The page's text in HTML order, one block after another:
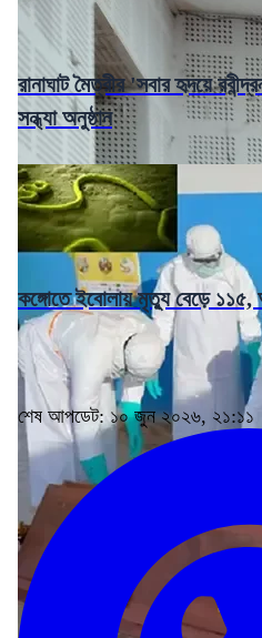
রানাঘাট মৈত্রীর 'সবার হৃদয়ে রবীন্দ্রনাথ চেতনায় নজরুল' স্মরণ
সন্ধ্যা অনুষ্ঠান
কঙ্গোতে ইবোলায় মৃত্যু বেড়ে
শেষ আপডেট: ১০ জুন ২০২৬, ২১:১১